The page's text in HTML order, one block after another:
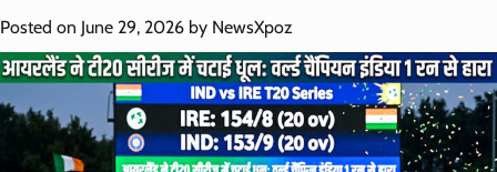
Posted on June 29, 2026 by NewsXpoz